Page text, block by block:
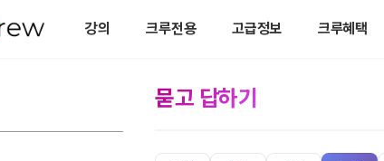
강의 크루전용 고급정보 크루혜택
묻고 답하기